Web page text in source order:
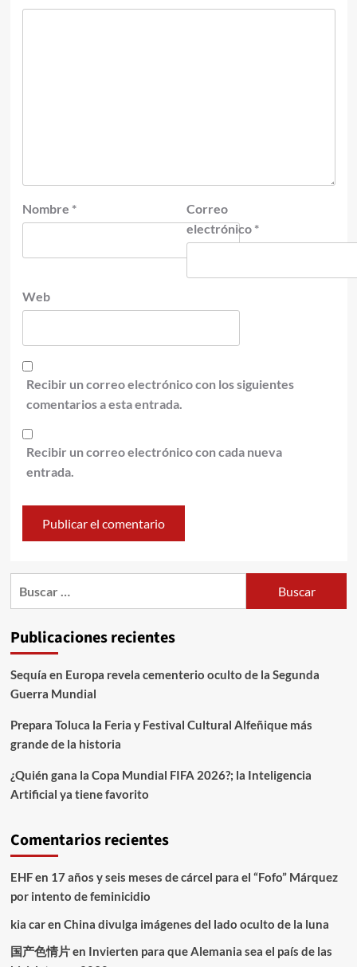
Nombre *
Correo
electrónico *
Web
Recibir un correo electrónico con los siguientes
comentarios a esta entrada.
Recibir un correo electrónico con cada nueva
entrada.
Publicaciones recientes
Sequía en Europa revela cementerio oculto de la Segunda
Guerra Mundial
Prepara Toluca la Feria y Festival Cultural Alfeñique más
grande de la historia
¿Quién gana la Copa Mundial FIFA 2026?; la Inteligencia
Artificial ya tiene favorito
Comentarios recientes
EHFen 17 años y seis meses de cárcel para el “Fofo” Márquez
por intento de feminicidio
kia caren China divulga imágenes del lado oculto de la luna
国产色情片en Invierten para que Alemania sea el país de las